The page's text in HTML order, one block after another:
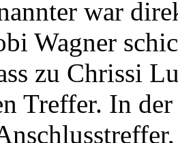
war
Wagner
zu Chrissi
Treffer. In